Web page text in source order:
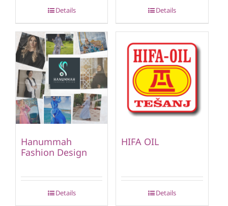
Details Details
Hanummah
Fashion Design
Details
HIFA OIL
Details